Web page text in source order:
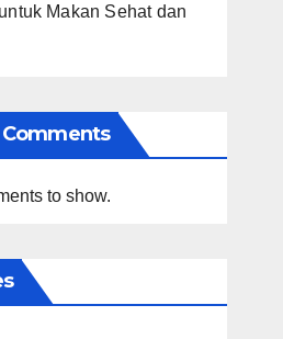
Makan Sehat dan
to show.